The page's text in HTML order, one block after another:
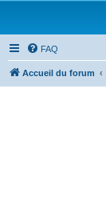
FAQ
Accueil du forum